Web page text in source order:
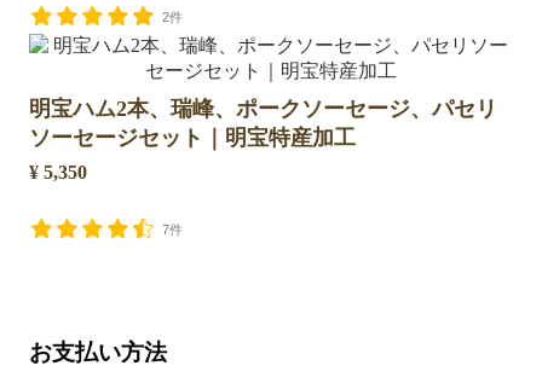
2件
明宝ハム2本、瑞峰、ポークソーセージ、パセリ
ソーセージセット｜明宝特産加工
¥ 5,350
7件
お支払い方法